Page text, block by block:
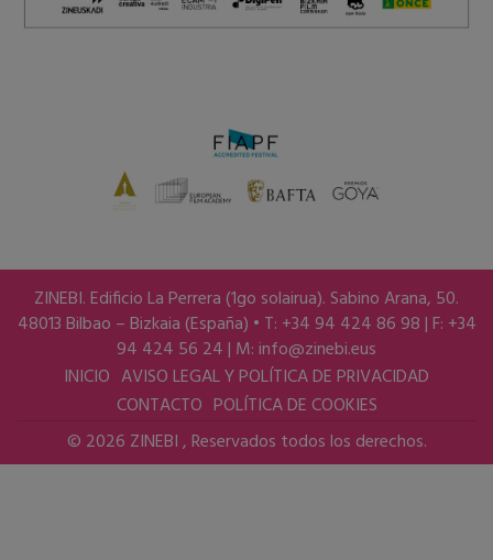
ZINEBI. Edificio La Perrera (1go solairua). Sabino Arana, 50.
48013 Bilbao – Bizkaia (España) • T: +34 94 424 86 98 | F: +34
94 424 56 24 | M:info@zinebi.eus
INICIO AVISO LEGAL Y POLÍTICA DE PRIVACIDAD
CONTACTO POLÍTICA DE COOKIES
© 2026 ZINEBI , Reservados todos los derechos.